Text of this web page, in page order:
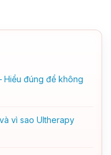
Hiểu đúng để không
vì sao Ultherapy